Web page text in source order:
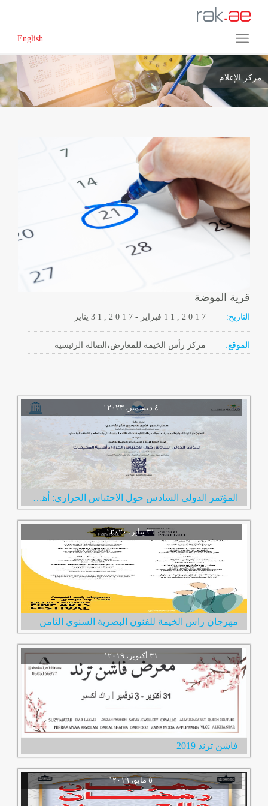
English
مركز الإعلام
قرية الموضة
التاريخ: 3 1 , 2 0 1 7- فبراير 1 1 , 2 0 1 7
الموقع: مركز رأس الخيمة للمعارض،الصالة الرئيسية
المؤتمر الدولي السادس حول الاحتباس الحراري: أهمية المحيطات
‏٣١ يناير، ٢٠٢٠‏ ‏'‏
مهرجان راس الخيمة للفنون البصرية السنوي الثامن
فاشن ترند 2019
‏٥ مايو، ٢٠١٩‏ ‏'‏